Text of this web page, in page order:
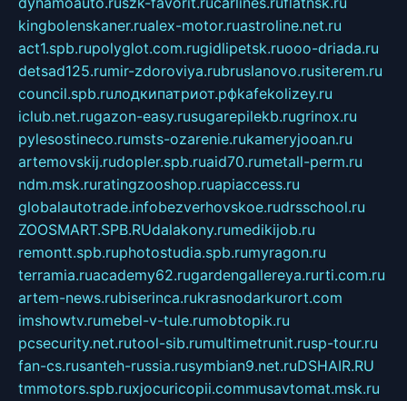
kingbolenskaner.rualex-motor.ruastroline.net.ru
act1.spb.rupolyglot.com.rugidlipetsk.ruooo-driada.ru
detsad125.rumir-zdoroviya.rubruslanovo.rusiterem.ru
council.spb.ruлодкипатриот.рфkafekolizey.ru
iclub.net.rugazon-easy.rusugarepilekb.rugrinox.ru
pylesostineco.rumsts-ozarenie.rukameryjooan.ru
artemovskij.rudopler.spb.ruaid70.rumetall-perm.ru
ndm.msk.ruratingzooshop.ruapiaccess.ru
globalautotrade.infobezverhovskoe.rudrsschool.ru
ZOOSMART.SPB.RUdalakony.rumedikijob.ru
remontt.spb.ruphotostudia.spb.rumyragon.ru
terramia.ruacademy62.rugardengallereya.rurti.com.ru
artem-news.rubiserinca.rukrasnodarkurort.com
imshowtv.rumebel-v-tule.rumobtopik.ru
pcsecurity.net.rutool-sib.rumultimetrunit.rusp-tour.ru
fan-cs.rusanteh-russia.rusymbian9.net.ruDSHAIR.RU
tmmotors.spb.ruxjocuricopii.commusavtomat.msk.ru